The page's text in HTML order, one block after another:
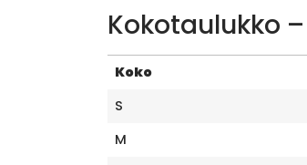
Kokotaulukko
Koko
S
M